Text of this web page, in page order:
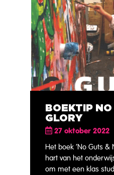
BOEKTIP
GLORY
27 oktober 2022
Het boek ‘No Guts &
hart van het
om met een klas